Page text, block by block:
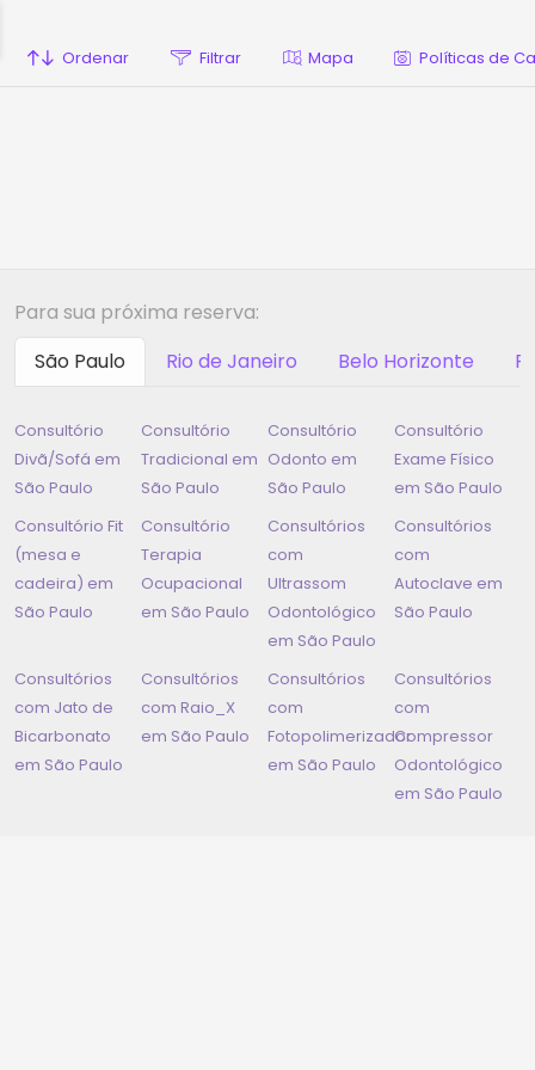
Ordenar Filtrar Mapa Políticas de
Para sua próxima reserva:
São Paulo
Rio de Janeiro Belo Horizonte
Consultório
Divã/Sofá em
São Paulo
Consultório
Tradicional em
São Paulo
Consultório
Odonto em
São Paulo
Consultório
Exame Físico
em São Paulo
Consultório Fit
(mesa e
cadeira) em
São Paulo
Consultório
Terapia
Ocupacional
em São Paulo
Consultórios
com
Ultrassom
Odontológico
em São Paulo
Consultórios
com
Autoclave em
São Paulo
Consultórios
com Jato de
Bicarbonato
em São Paulo
Consultórios
com Raio_X
em São Paulo
Consultórios
com
Fotopolimerizador
em São Paulo
Consultórios
com
Compressor
Odontológico
em São Paulo